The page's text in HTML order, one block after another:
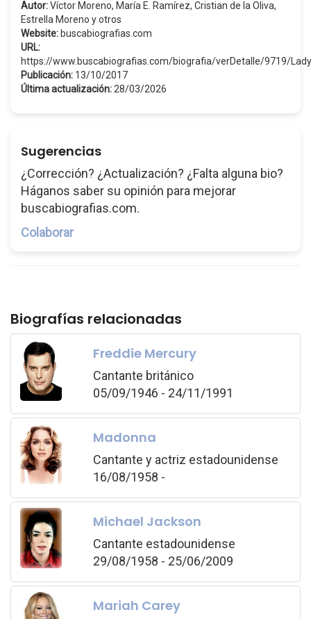
Autor:Víctor Moreno, María E. Ramírez, Cristian de la Oliva,
Estrella Moreno y otros
Website: buscabiografias.com
URL:
https://www.buscabiografias.com/biografia/verDetalle/9719/
Publicación: 13/10/2017
Última actualización: 28/03/2026
Sugerencias
¿Corrección? ¿Actualización? ¿Falta alguna bio?
Háganos saber su opinión para mejorar
buscabiografias.com.
Colaborar
Biografías relacionadas
Freddie Mercury
Cantante británico
05/09/1946 - 24/11/1991
Madonna
Cantante y actriz estadounidense
16/08/1958 -
Michael Jackson
Cantante estadounidense
29/08/1958 - 25/06/2009
Mariah Carey